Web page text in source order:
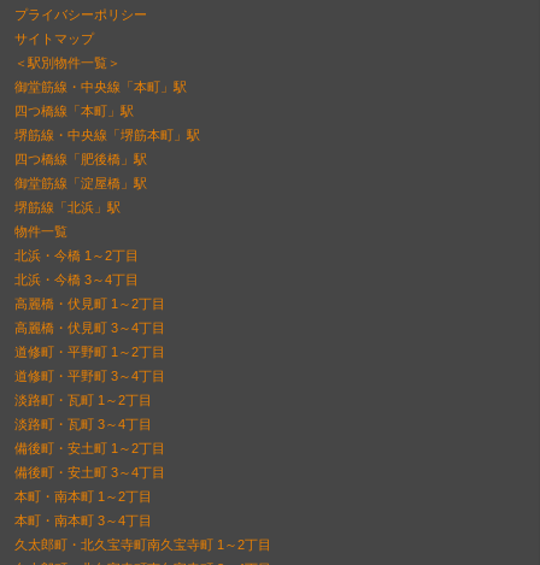
プライバシーポリシー
サイトマップ
＜駅別物件一覧＞
御堂筋線・中央線「本町」駅
四つ橋線「本町」駅
堺筋線・中央線「堺筋本町」駅
四つ橋線「肥後橋」駅
御堂筋線「淀屋橋」駅
堺筋線「北浜」駅
物件一覧
北浜・今橋 1～2丁目
北浜・今橋 3～4丁目
高麗橋・伏見町 1～2丁目
高麗橋・伏見町 3～4丁目
道修町・平野町 1～2丁目
道修町・平野町 3～4丁目
淡路町・瓦町 1～2丁目
淡路町・瓦町 3～4丁目
備後町・安土町 1～2丁目
備後町・安土町 3～4丁目
本町・南本町 1～2丁目
本町・南本町 3～4丁目
久太郎町・北久宝寺町南久宝寺町 1～2丁目